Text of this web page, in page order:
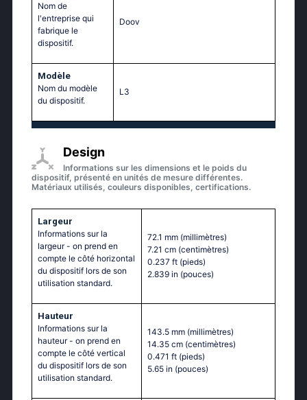
Nom de
l'entreprise qui
fabrique le
dispositif.
Doov
Modèle
Nom du modèle
du dispositif.
L3
Design
Informations sur les dimensions et le poids du
dispositif, présenté en unités de mesure différentes.
Matériaux utilisés, couleurs disponibles, certifications.
Largeur
Informations sur la
largeur - on prend en
compte le côté horizontal
du dispositif lors de son
utilisation standard.
72.1 mm (millimètres)
7.21 cm (centimètres)
0.237 ft (pieds)
2.839 in (pouces)
Hauteur
Informations sur la
hauteur - on prend en
compte le côté vertical
du dispositif lors de son
utilisation standard.
143.5 mm (millimètres)
14.35 cm (centimètres)
0.471 ft (pieds)
5.65 in (pouces)